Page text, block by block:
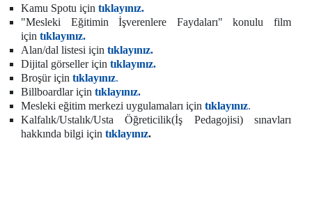
Kamu Spotu için tıklayınız.
"Mesleki Eğitimin İşverenlere Faydaları" konulu film
için tıklayınız.
Alan/dal listesi için tıklayınız.
Dijital görseller için tıklayınız.
Broşür için tıklayınız.
Billboardlar için tıklayınız.
Mesleki eğitim merkezi uygulamaları için tıklayınız.
Kalfalık/Ustalık/Usta Öğreticilik(İş Pedagojisi) sınavları
hakkında bilgi için tıklayınız.